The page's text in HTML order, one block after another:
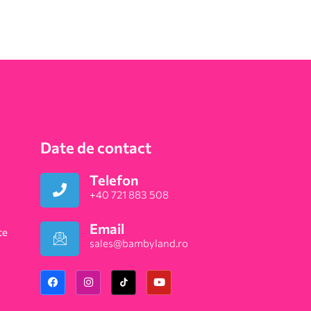
Date de contact
Telefon
+40 721 883 508
Email
sales@bambyland.ro​